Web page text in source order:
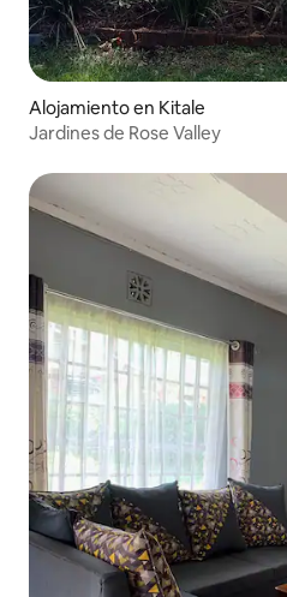
Alojamiento en Kitale
Jardines de Rose Valley